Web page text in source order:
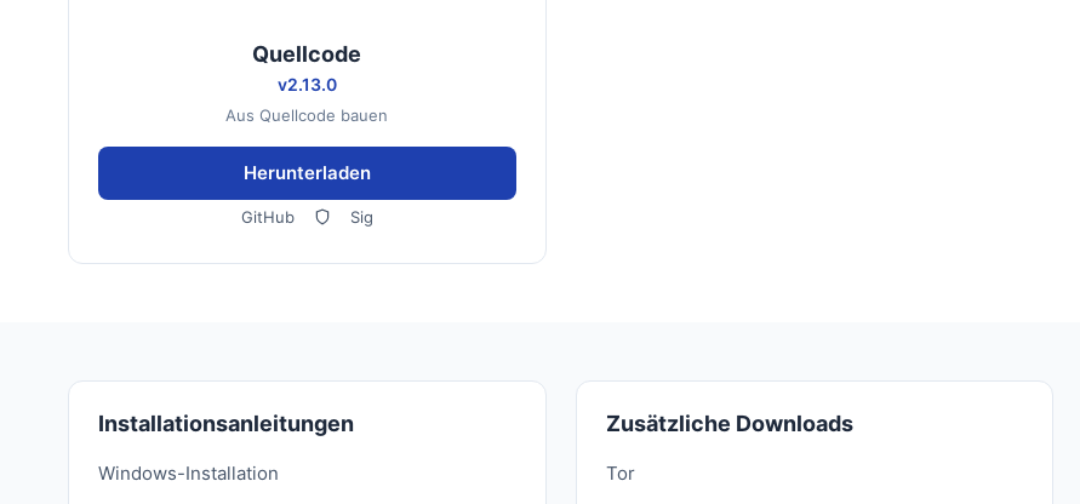
Quellcode
v2.13.0
Aus Quellcode bauen
Herunterladen
GitHub Sig
Installationsanleitungen
Windows-Installation
Zusätzliche Downloads
Tor